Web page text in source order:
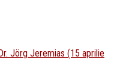
Jörg Jeremias (15 aprilie